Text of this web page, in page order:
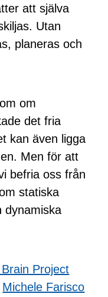
att själva
Utan
planeras och
om
det fria
kan även ligga
Men för att
befria oss från
statiska
dynamiska
Project
Michele Farisco